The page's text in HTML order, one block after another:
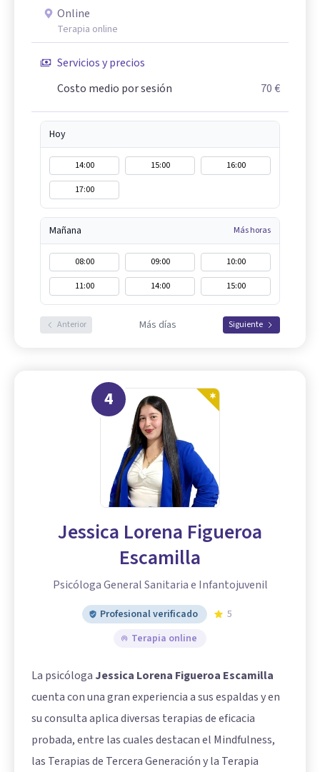
Online
Terapia online
Servicios y precios
Costo medio por sesión
70 €
Hoy
14:00 15:00
16:00
17:00
Mañana Más horas
08:00 09:00
10:00
11:00
14:00 15:00
Anterior Más días Siguiente
4
Jessica Lorena Figueroa
Escamilla
Psicóloga General Sanitaria e Infantojuvenil
Profesional verificado
5
Terapia online
La psicóloga Jessica Lorena Figueroa Escamilla
cuenta con una gran experiencia a sus espaldas y en
su consulta aplica diversas terapias de eficacia
probada, entre las cuales destacan el Mindfulness,
las Terapias de Tercera Generación y la Terapia